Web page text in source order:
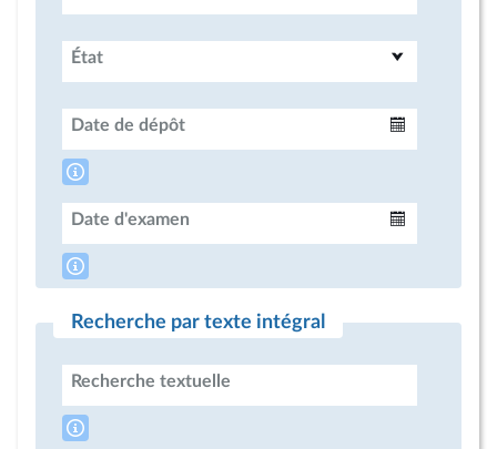
État
Date de dépôt
Date d'examen
Recherche par texte intégral
Recherche textuelle